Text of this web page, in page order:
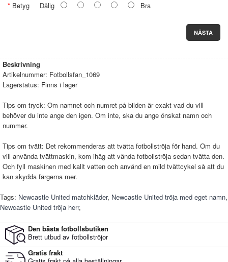
Betyg Dålig Bra
NÄSTA
Beskrivning
Artikelnummer: Fotbollsfan_1069
Lagerstatus: Finns i lager
Tips om tryck: Om namnet och numret på bilden är exakt vad du vill
behöver du inte ange den igen. Om inte, ska du ange önskat namn och
nummer.
Tips om tvätt: Det rekommenderas att tvätta fotbollströja för hand. Om du
vill använda tvättmaskin, kom ihåg att vända fotbollströja sedan tvätta den.
Och fyll maskinen med kallt vatten och använd en mild tvättcykel så att du
kan skydda färgerna mer.
Tags: Newcastle United matchkläder, Newcastle United tröja med eget namn,
Newcastle United tröja herr,
Den bästa fotbollsbutiken
Brett utbud av fotbollströjor
Gratis frakt